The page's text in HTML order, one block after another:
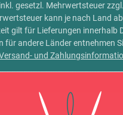
gesetzl. Mehrwertsteuer zzgl.
kann je nach Land
gilt für Lieferungen innerhalb
für andere Länder entnehmen
und